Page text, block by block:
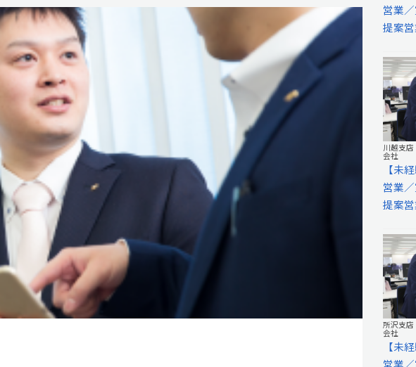
営業
提案
川越支
会社
【未
営業
提案
所沢支
会社
【未
営業